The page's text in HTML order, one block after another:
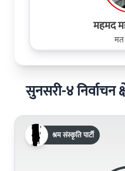
महमद
सुनसरी-४ निर्वाचन
श्रम संस्कृति पार्टी